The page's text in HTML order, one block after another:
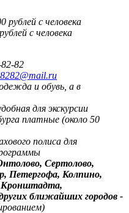
с человека
с человека
82
и обувь, а в
для экскурсии
платные (около 50
полиса для
Сертолово,
Петергофа, Колпино,
Кронштадта,
ближайших городов -